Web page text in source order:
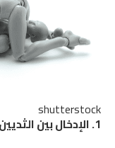
shutterstock
1. الإدخال بين الثديين